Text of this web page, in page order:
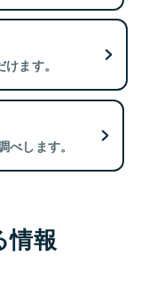
ます。
します。
情報